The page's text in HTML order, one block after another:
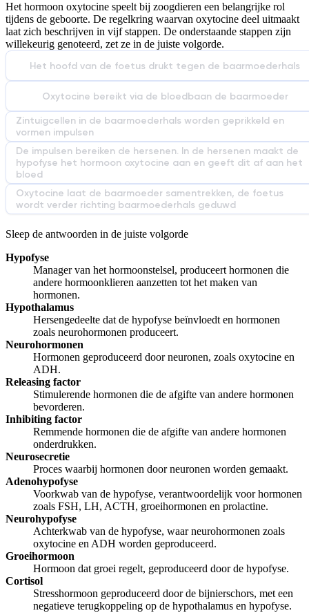
Het hormoon oxytocine speelt bij zoogdieren een belangrijke rol
tijdens de geboorte. De regelkring waarvan oxytocine deel uitmaakt
laat zich beschrijven in vijf stappen. De onderstaande stappen zijn
willekeurig genoteerd, zet ze in de juiste volgorde.
Het hoofd van de foetus drukt tegen de baarmoederhals
Oxytocine bereikt via de bloedbaan de baarmoeder
Zintuigcellen in de baarmoederhals worden geprikkeld en
vormen impulsen
De impulsen bereiken de hersenen. In de hersenen maakt de
hypofyse het hormoon oxytocine aan en geeft dit af aan het
bloed
Oxytocine laat de baarmoeder samentrekken, de foetus
wordt verder richting baarmoederhals geduwd
Sleep de antwoorden in de juiste volgorde
Hypofyse
Manager van het hormoonstelsel, produceert hormonen die
andere hormoonklieren aanzetten tot het maken van
hormonen.
Hypothalamus
Hersengedeelte dat de hypofyse beïnvloedt en hormonen
zoals neurohormonen produceert.
Neurohormonen
Hormonen geproduceerd door neuronen, zoals oxytocine en
ADH.
Releasing factor
Stimulerende hormonen die de afgifte van andere hormonen
bevorderen.
Inhibiting factor
Remmende hormonen die de afgifte van andere hormonen
onderdrukken.
Neurosecretie
Proces waarbij hormonen door neuronen worden gemaakt.
Adenohypofyse
Voorkwab van de hypofyse, verantwoordelijk voor hormonen
zoals FSH, LH, ACTH, groeihormonen en prolactine.
Neurohypofyse
Achterkwab van de hypofyse, waar neurohormonen zoals
oxytocine en ADH worden geproduceerd.
Groeihormoon
Hormoon dat groei regelt, geproduceerd door de hypofyse.
Cortisol
Stresshormoon geproduceerd door de bijnierschors, met een
negatieve terugkoppeling op de hypothalamus en hypofyse.